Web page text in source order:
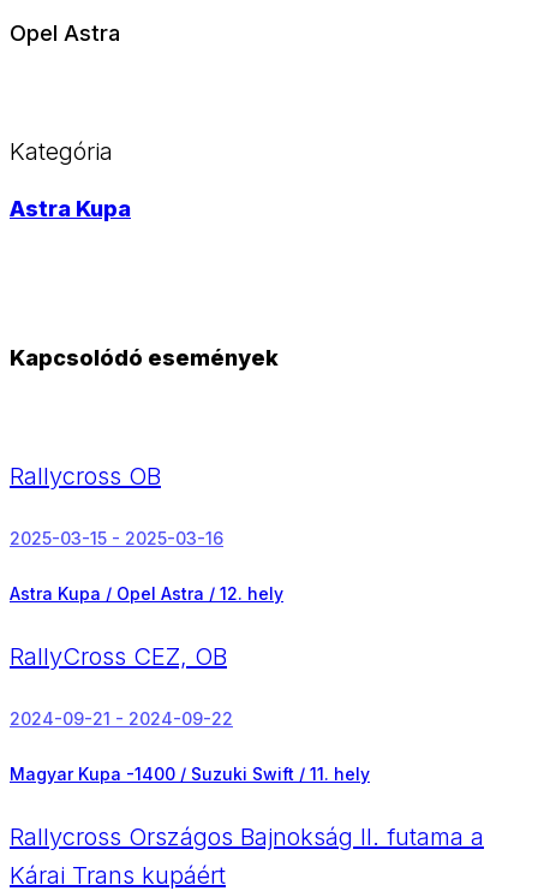
Opel Astra
Kategória
Astra Kupa
Kapcsolódó események
Rallycross OB
2025-03-15 - 2025-03-16
Astra Kupa / Opel Astra / 12. hely
RallyCross CEZ, OB
2024-09-21 - 2024-09-22
Magyar Kupa -1400 / Suzuki Swift / 11. hely
Rallycross Országos Bajnokság II. futama a
Kárai Trans kupáért